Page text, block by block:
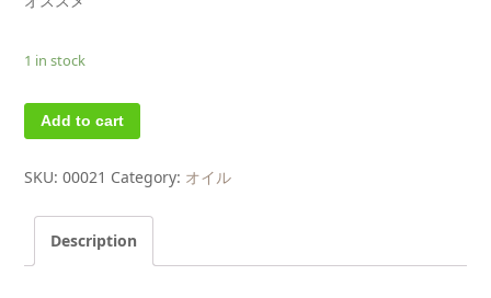
1 in stock
Add to cart
SKU: 00021 Category: オイル
Description